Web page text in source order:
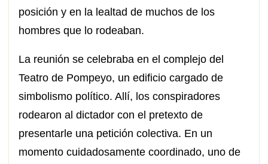
posición y en la lealtad de muchos de los
hombres que lo rodeaban.
La reunión se celebraba en el complejo del
Teatro de Pompeyo, un edificio cargado de
simbolismo político. Allí, los conspiradores
rodearon al dictador con el pretexto de
presentarle una petición colectiva. En un
momento cuidadosamente coordinado, uno de